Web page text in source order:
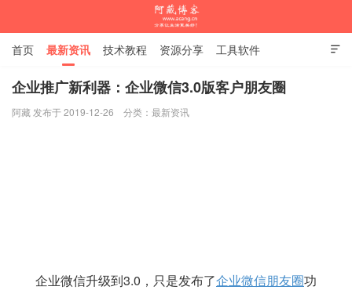

首页 最新资讯 技术教程 资源分享 工具软件
杂谈随笔
企业推广新利器：企业微信3.0版客户朋友圈
阿藏 发布于 2019-12-26 分类： 最新资讯
企业微信升级到3.0，只是发布了企业微信朋友圈功